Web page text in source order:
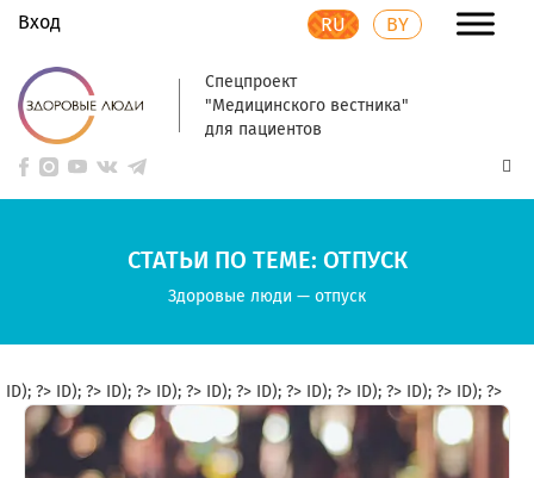
Вход RU BY
Спецпроект
"Медицинского вестника"
для пациентов
СТАТЬИ ПО ТЕМЕ: ОТПУСК
Здоровые люди — отпуск
ID); ?> ID); ?> ID); ?> ID); ?> ID); ?> ID); ?> ID); ?> ID); ?> ID); ?> ID); ?>